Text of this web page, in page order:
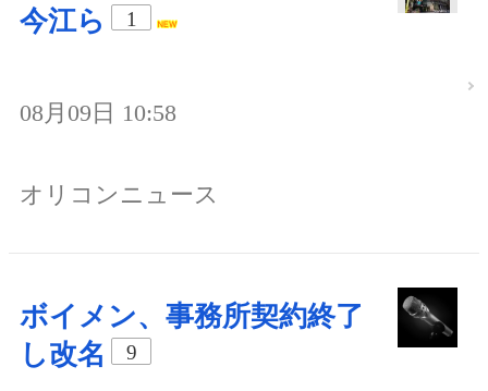
今江ら
1
08月09日 10:58
オリコンニュース
ボイメン、事務所契約終了
し改名
9